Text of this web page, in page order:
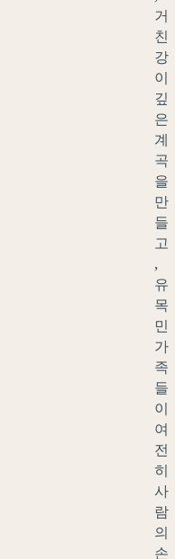
거
친
강
이
깊
은
계
곡
을
만
들
고
,
유
목
민
가
족
들
이
여
전
히
사
람
의
손